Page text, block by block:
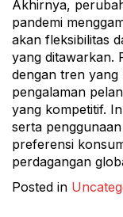
Akhirnya,
pandemi
akan fleksibilitas
yang ditawarkan.
dengan tren
pengalaman
yang kompetitif.
serta
preferensi
perdagangan
Posted in